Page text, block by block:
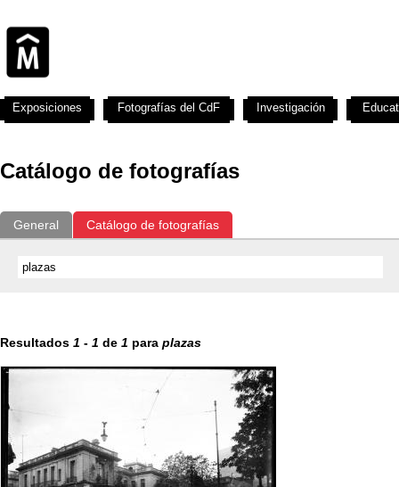
Catálogo de fotografías
General Catálogo de fotografías
Resultados 1 - 1 de 1 para plazas
Exposiciones Fotografías del CdF Investigación